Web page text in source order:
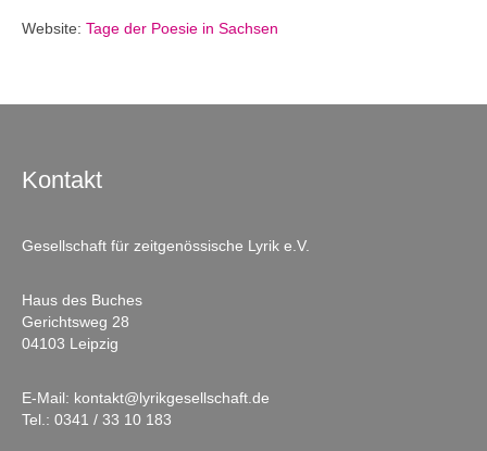
Website: Tage der Poesie in Sachsen
Kontakt
Gesellschaft für zeitgenössische Lyrik e.V.
Haus des Buches
Gerichtsweg 28
04103 Leipzig
E-Mail: kontakt@lyrikgesellschaft.de
Tel.: 0341 / 33 10 183